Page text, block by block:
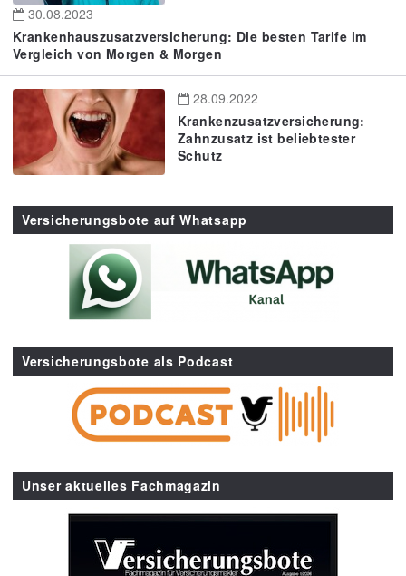
30.08.2023
Krankenhauszusatzversicherung: Die besten Tarife im
Vergleich von Morgen & Morgen
28.09.2022
Krankenzusatzversicherung:
Zahnzusatz ist beliebtester
Schutz
Versicherungsbote auf Whatsapp
Versicherungsbote als Podcast
Unser aktuelles Fachmagazin